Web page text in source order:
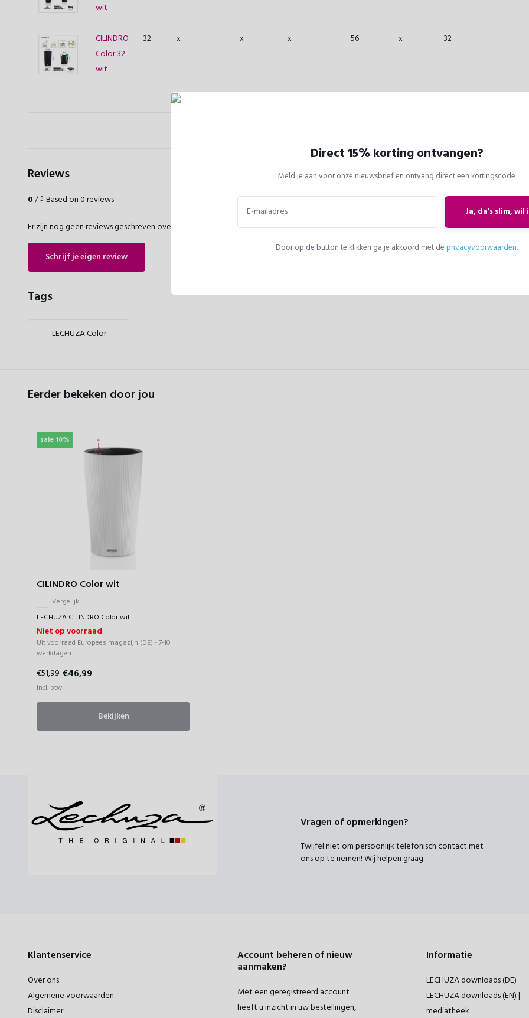
Direct 15% korting ontvangen?
Meld je aan voor onze nieuwsbrief en ontvang direct een kortingscode
Ja, da's slim, wil
Door op de button te klikken ga je akkoord met deprivacyvoorwaarden.
wit
CILINDRO
Color 32
wit
32 x x x 56 x 32
Reviews
0/5 Based on 0 reviews
Er zijn nog geen reviews geschreven over dit product..
Schrijf je eigen review
Tags
LECHUZA Color
Eerder bekeken door jou
sale 10%
CILINDRO Color wit
Vergelijk
LECHUZA CILINDRO Color wit...
Niet op voorraad
Uit voorraad Europees magazijn (DE) - 7-10
werkdagen
€51,99 €46,99
Incl. btw
Bekijken
Vragen of opmerkingen?
Twijfel niet om persoonlijk telefonisch contact met
ons op te nemen! Wij helpen graag.
Klantenservice
Over ons
Algemene voorwaarden
Disclaimer
Account beheren of nieuw
aanmaken?
Met een geregistreerd account
heeft u inzicht in uw bestellingen,
Informatie
LECHUZA downloads (DE)
LECHUZA downloads (EN) |
mediatheek